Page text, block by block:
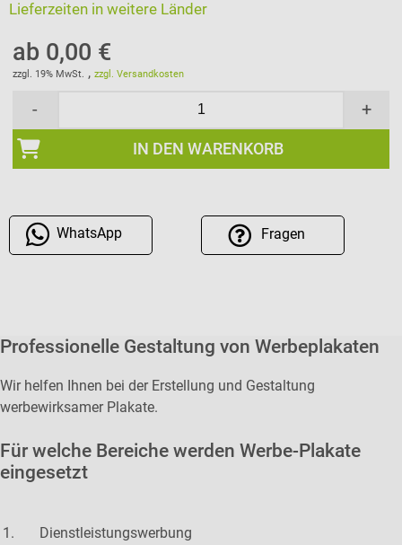
Lieferzeiten in weitere Länder
ab 0,00 €
zzgl. 19% MwSt. ,zzgl. Versandkosten
- +
IN DEN WARENKORB
WhatsApp Fragen
Professionelle Gestaltung von Werbeplakaten
Wir helfen Ihnen bei der Erstellung und Gestaltung
werbewirksamer Plakate.
Für welche Bereiche werden Werbe-Plakate
eingesetzt
Dienstleistungswerbung